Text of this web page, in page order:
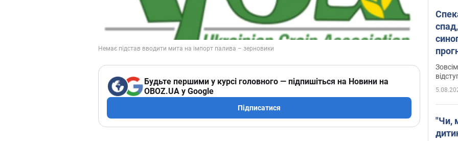
Будьте першими у курсі головного — підпишіться на Новини на
OBOZ.UA у Google
Підписатися
"Чи,